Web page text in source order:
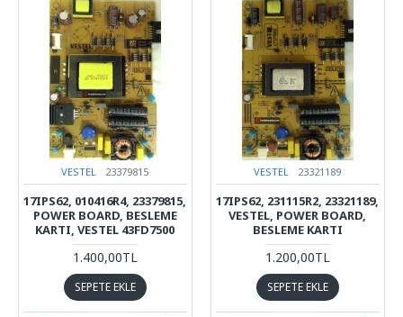
VESTEL 23379815
17IPS62, 010416R4, 23379815,
POWER BOARD, BESLEME
KARTI, VESTEL 43FD7500
1.400,00TL
SEPETE EKLE
VESTEL 23321189
17IPS62, 231115R2, 23321189,
VESTEL, POWER BOARD,
BESLEME KARTI
1.200,00TL
SEPETE EKLE